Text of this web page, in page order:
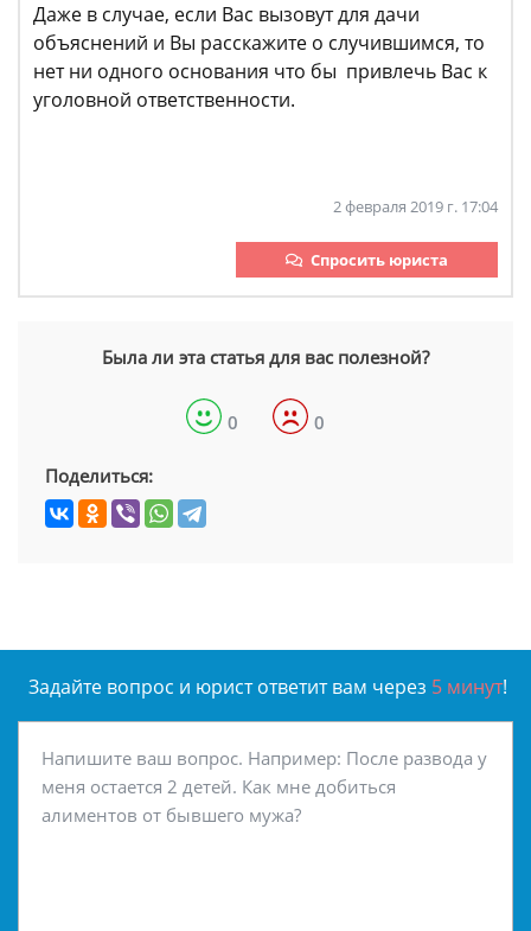
Даже в случае, если Вас вызовут для дачи
объяснений и Вы расскажите о случившимся, то
нет ни одного основания что бы привлечь Вас к
уголовной ответственности.
2 февраля 2019 г. 17:04
Спросить юриста
Была ли эта статья для вас полезной?
0 0
Поделиться:
Задайте вопрос и юрист ответит вам через 5 минут!